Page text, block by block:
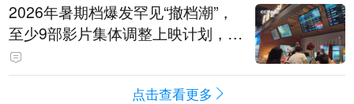
2026年暑期档爆发罕见“撤档潮”，
至少9部影片集体调整上映计划，影
评人直言不看好：凭啥认为换个时
间就能大卖？
点击查看更多